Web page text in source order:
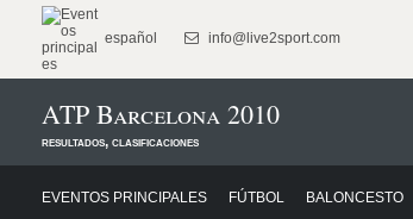
español info@live2sport.com
ATP Barcelona 2010
resultados, clasificaciones
EVENTOS PRINCIPALES FÚTBOL BALONCESTO